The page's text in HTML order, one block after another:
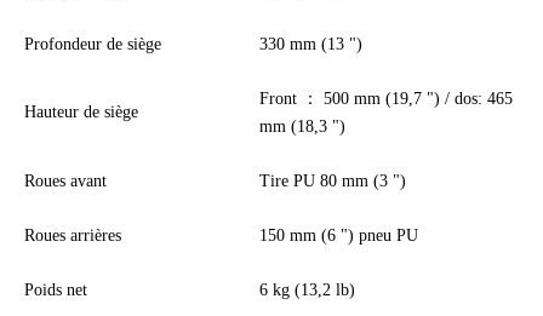
Profondeur de siège 330 mm (13 ")
Hauteur de siège
Front ： 500 mm (19,7 ") / dos: 465
mm (18,3 ")
Roues avant Tire PU 80 mm (3 ")
Roues arrières 150 mm (6 ") pneu PU
Poids net 6 kg (13,2 lb)